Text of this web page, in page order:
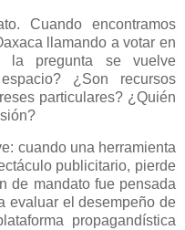
Cuando encontramos
llamando a votar en
la pregunta se vuelve
¿Son recursos
particulares? ¿Quién
cuando una herramienta
publicitario, pierde
de mandato fue pensada
evaluar el desempeño de
propagandística